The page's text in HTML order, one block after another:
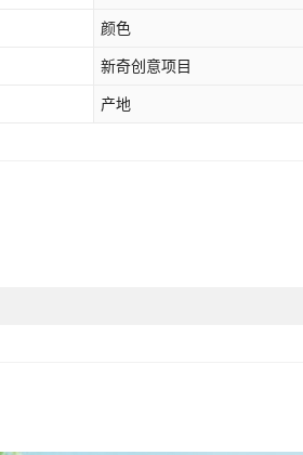
颜色
新奇创意项目
产地